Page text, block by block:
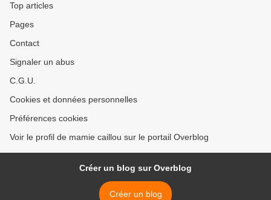
Top articles
Pages
Contact
Signaler un abus
C.G.U.
Cookies et données personnelles
Préférences cookies
Voir le profil de mamie caillou sur le portail Overblog
Créer un blog sur Overblog
Créer un blog